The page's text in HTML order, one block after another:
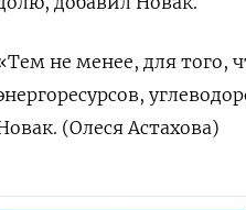
не менее, для того,
(Олеся Астахова)